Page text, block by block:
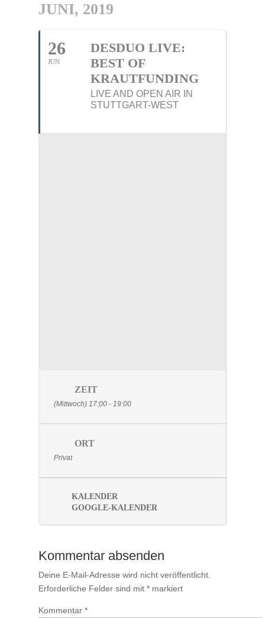
JUNI, 2019
26
JUN
DESDUO LIVE:
BEST OF
KRAUTFUNDING
LIVE AND OPEN AIR IN
STUTTGART-WEST
ZEIT
(Mittwoch) 17:00 - 19:00
ORT
Privat
KALENDER
GOOGLE-KALENDER
Kommentar absenden
Deine E-Mail-Adresse wird nicht veröffentlicht.
Erforderliche Felder sind mit *markiert
Kommentar *